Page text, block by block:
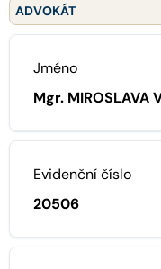
ADVOKÁT
Jméno
Mgr. MIROSLAVA
Evidenční číslo
20506